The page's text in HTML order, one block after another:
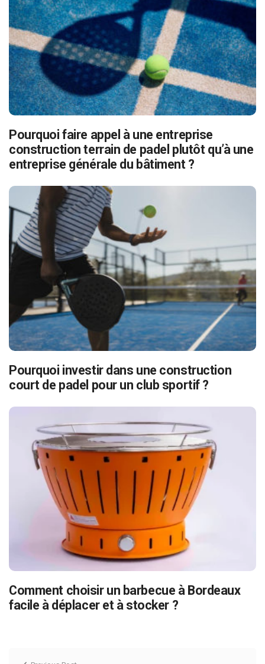
Pourquoi faire appel à une entreprise
construction terrain de padel plutôt qu’à une
entreprise générale du bâtiment ?
Pourquoi investir dans une construction
court de padel pour un club sportif ?
Comment choisir un barbecue à Bordeaux
facile à déplacer et à stocker ?